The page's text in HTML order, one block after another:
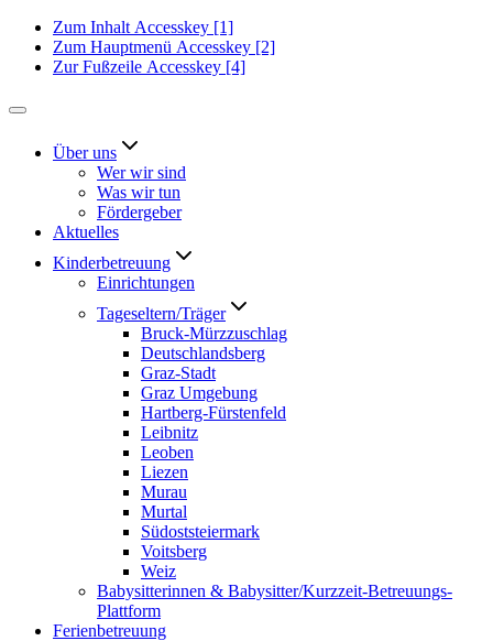
Zum Inhalt Accesskey [1]
Zum Hauptmenü Accesskey [2]
Zur Fußzeile Accesskey [4]
Über uns
Wer wir sind
Was wir tun
Fördergeber
Aktuelles
Kinderbetreuung
Einrichtungen
Tageseltern/Träger
Bruck-Mürzzuschlag
Deutschlandsberg
Graz-Stadt
Graz Umgebung
Hartberg-Fürstenfeld
Leibnitz
Leoben
Liezen
Murau
Murtal
Südoststeiermark
Voitsberg
Weiz
Babysitterinnen & Babysitter/Kurzzeit-Betreuungs-
Plattform
Ferienbetreuung